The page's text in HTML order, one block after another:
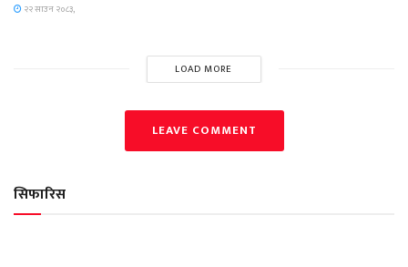
२२ साउन २०८३,
LOAD MORE
LEAVE COMMENT
सिफारिस